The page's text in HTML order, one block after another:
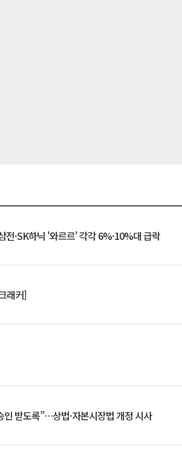
·SK하닉 '와르르' 각각 6%·10%대 급락
래커]
인 받도록”…상법·자본시장법 개정 시사